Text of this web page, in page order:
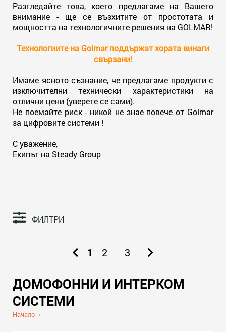
ДОМОФОННИ И ИНТЕРКОМ
СИСТЕМИ
Начало ›
Разгледайте това, което предлагаме на Вашето
внимание - ще се възхитите от простотата и
мощността на технологичните решения на GOLMAR!
Tехнологиите на Golmar поддържат хората винаги
свързани!
Имаме ясното съзнание, че предлагаме продукти с
изключителни технически характеристики на
отлични цени (уверете се сами).
Не поемайте риск - никой не знае повече от Golmar
за цифровите системи !
С уважение,
Екипът на Steady Group
ФИЛТРИ
1 2 3